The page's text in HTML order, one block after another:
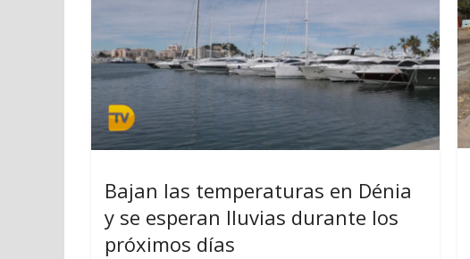
Bajan las temperaturas en Dénia
y se esperan lluvias durante los
próximos días